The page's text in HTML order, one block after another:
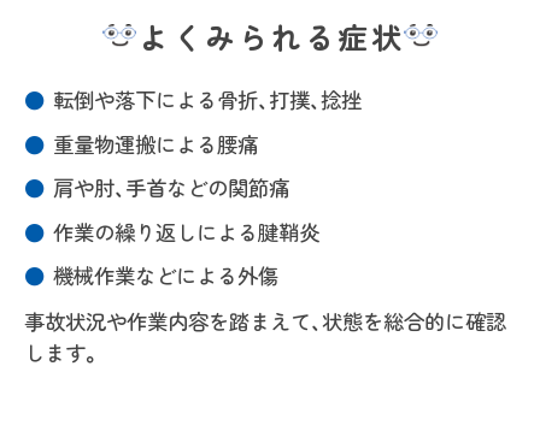
よくみられる症状
転倒や落下による骨折、打撲、捻挫
重量物運搬による腰痛
肩や肘、手首などの関節痛
作業の繰り返しによる腱鞘炎
機械作業などによる外傷
事故状況や作業内容を踏まえて、状態を総合的に確認
します。